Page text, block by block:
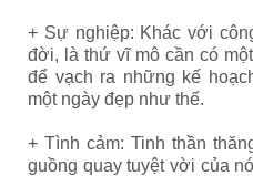
+ Sự nghiệp: Khác với
đời, là thứ vĩ mô cần có
để vạch ra những kế
một ngày đẹp như thế.
+ Tình cảm: Tinh thần
guồng quay tuyệt vời của